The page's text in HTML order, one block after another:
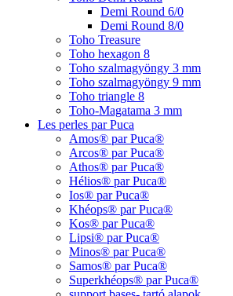
Demi Round 6/0
Demi Round 8/0
Toho Treasure
Toho hexagon 8
Toho szalmagyöngy 3 mm
Toho szalmagyöngy 9 mm
Toho triangle 8
Toho-Magatama 3 mm
Les perles par Puca
Amos® par Puca®
Arcos® par Puca®
Athos® par Puca®
Hélios® par Puca®
Ios® par Puca®
Khéops® par Puca®
Kos® par Puca®
Lipsi® par Puca®
Minos® par Puca®
Samos® par Puca®
Superkhéops® par Puca®